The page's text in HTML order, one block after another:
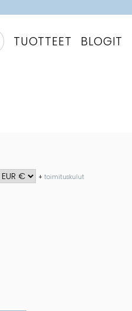
TUOTTEET BLOGIT
+toimituskulut